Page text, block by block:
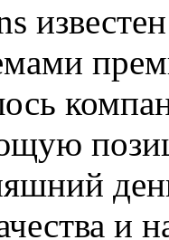
и